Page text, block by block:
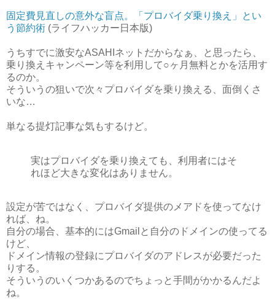
固定費見直しの意外な盲点。「プロバイダ乗り換え」とい
う節約術 (ライフハッカー日本版)
うちすでに激安なASAHIネットだからなぁ、と思ったら、
乗り換えキャンペーン等を利用して○ヶ月無料とかを活用す
るのか。
そういうの狙いで次々プロバイダを乗り換える、面倒くさ
いな…
単なる提灯記事な気もするけど。
実はプロバイダを乗り換えても、利用者にはそ
れほど大きな変化はありません。
設定が苦ではなく、プロバイダ提供のメアドを使ってなけ
れば、ね。
自分の場合、基本的にはGmailと自分のドメインの使ってる
けど、
ドメイン情報の登録にプロバイダのアドレスが必要だった
りする。
そういうのいくつかあるのでちょっと手間がかかるんだよ
ね。